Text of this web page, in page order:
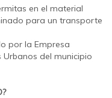
en el material
para un transporte
por la Empresa
Urbanos del municipio